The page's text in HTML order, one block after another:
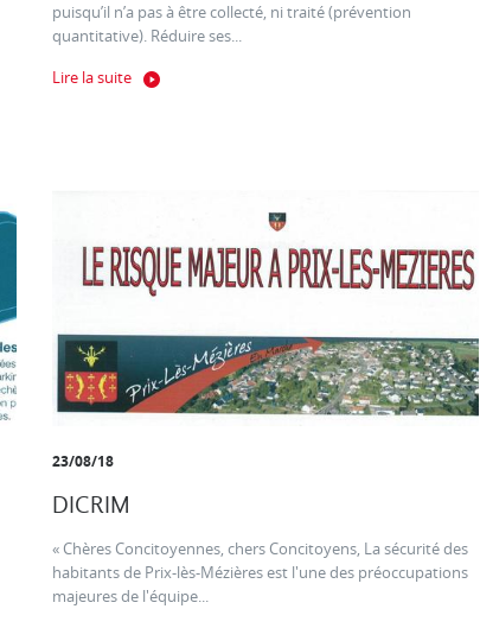
puisqu’il n’a pas à être collecté, ni traité (prévention
quantitative). Réduire ses...
Lire la suite
23/08/18
DICRIM
« Chères Concitoyennes, chers Concitoyens, La sécurité des
habitants de Prix-lès-Mézières est l'une des préoccupations
majeures de l'équipe...